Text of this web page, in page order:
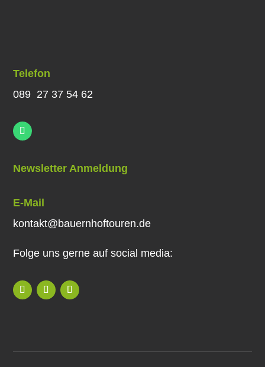
Telefon
089 27 37 54 62
Newsletter Anmeldung
E-Mail
kontakt@bauernhoftouren.de
Folge uns gerne auf social media: